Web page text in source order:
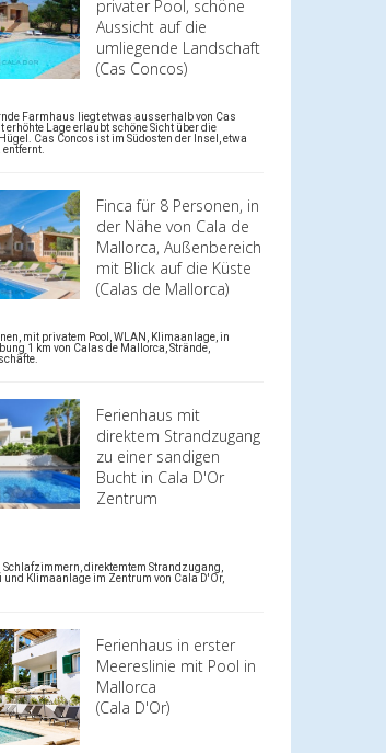
privater Pool, schöne
Aussicht auf die
umliegende Landschaft
(Cas Concos)
Farmhaus liegt etwas ausserhalb von Cas
erhöhte Lage erlaubt schöne Sicht über die
Cas Concos ist im Südosten der Insel, etwa
entfernt.
Finca für 8 Personen, in
der Nähe von Cala de
Mallorca, Außenbereich
mit Blick auf die Küste
(Calas de Mallorca)
mit privatem Pool, WLAN, Klimaanlage, in
1 km von Calas de Mallorca, Strände,
Ferienhaus mit
direktem Strandzugang
zu einer sandigen
Bucht in Cala D'Or
Zentrum
Schlafzimmern, direktemtem Strandzugang,
und Klimaanlage im Zentrum von Cala D'Or,
Ferienhaus in erster
Meereslinie mit Pool in
Mallorca
(Cala D'Or)